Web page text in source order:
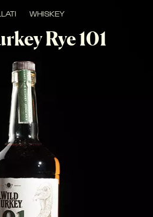
WHISKEY
Rye 101